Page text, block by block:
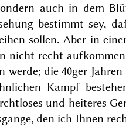
auch in dem
bestimmt sey,
sollen. Aber in
nicht recht
werde; die 40ger
Kampf
und heiteres
den ich Ihnen